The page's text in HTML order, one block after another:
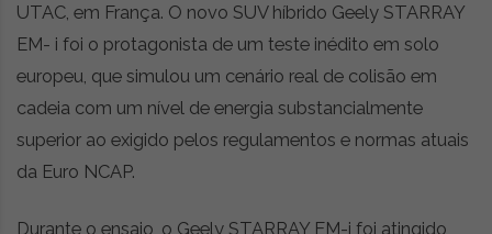
UTAC, em França. O novo SUV híbrido Geely STARRAY
EM- i foi o protagonista de um teste inédito em solo
europeu, que simulou um cenário real de colisão em
cadeia com um nível de energia substancialmente
superior ao exigido pelos regulamentos e normas atuais
da Euro NCAP.
Durante o ensaio, o Geely STARRAY EM-i foi atingido